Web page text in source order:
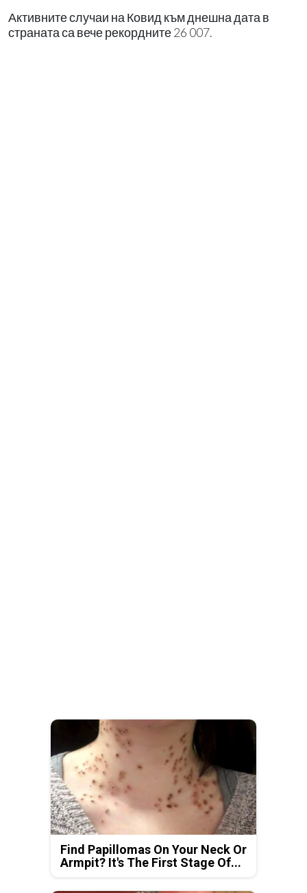
Активните случаи на Ковид към днешна дата в
страната са вече рекордните 26 007.
Find Papillomas On Your Neck Or
Armpit? It's The First Stage Of...